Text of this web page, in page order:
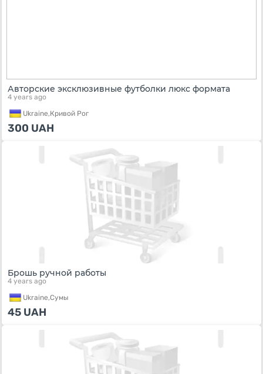
Авторские эксклюзивные футболки люкс формата
4 years ago
Ukraine,Кривой Рог
300 UAH
Брошь ручной работы
4 years ago
Ukraine,Сумы
45 UAH